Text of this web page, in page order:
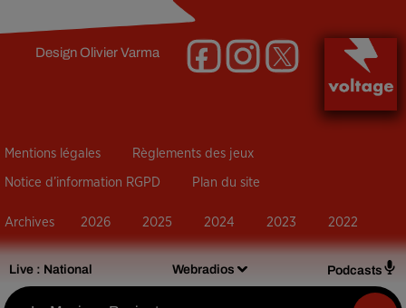
Live : National Webradios Podcasts
DesignOlivier Varma
Mentions légales Règlements des jeux
Notice d’information RGPD Plan du site
Archives 2026 2025 2024 2023 2022